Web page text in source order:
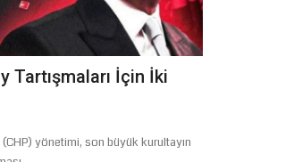
Tartışmaları İçin İki
yönetimi, son büyük kurultayın